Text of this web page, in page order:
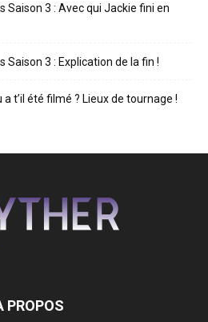
Saison 3 : Avec qui Jackie fini en
Saison 3 : Explication de la fin !
t’il été filmé ? Lieux de tournage !
PROPOS